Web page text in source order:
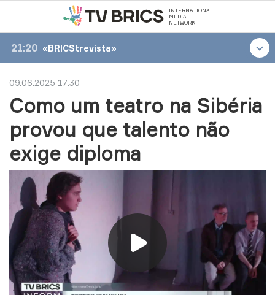
INTERNATIONAL
MEDIA
NETWORK
21:20 «BRICStrevista»
09.06.2025 17:30
Como um teatro na Sibéria
provou que talento não
exige diploma